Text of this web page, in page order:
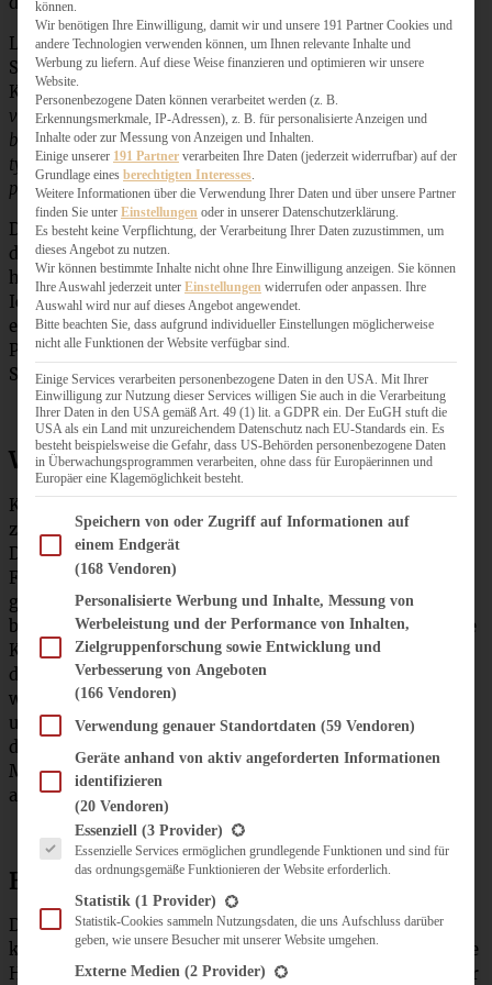
Luftig wird der Käsekuchen, wenn man das Eiweiß zu
Schnee schlägt und dann ganz vorsichtig unter die
Käsemasse hebt. Allerdings aufgepasst:
Wenn Eischnee
verarbeitet wird, geht die Masse stärker auf und zieht sich
beim Abkühlen mehr zusammen. Das Zusammenfallen ist
typisch und lässt sich somit kaum vermeiden und kann
passieren, muss aber nicht!
Die Quarkmasse benötigt auch immer ein wenig Bindung,
daher kommt in ganz vielen Rezepten der Einfachheit
halber ein Päckchen Vanillepudding-Pulver mit hinein.
Ich mag das nicht so wirklich, daher verwende ich immer
etwas Speisestärke und Vanille-Extrakt oder Vanille-
Paste. Man kann auch etwas gesiebtes Mehl als
Stabilisator verwenden.
Warum bekommt der Käsekuchen Risse?
Käsekuchen bekommt Risse, wenn sich die Quarkmasse
zu stark ausdehnt. Diese Ausdehnung entsteht durch
Dampfbildung, denn in der Quarkmasse ist eine Menge
Feuchtigkeit enthalten. Wenn der Käsekuchen bei zu
großer Hitze gebacken wird, dehnt sich die Masse
besonders stark aus. Außerdem entstehen Risse, wenn die
Käsemasse am Rand der Backform fest gebacken ist und
der Dampf nicht entweichen kann. Deswegen ist es
wichtig, die Form immer ganz besonders gut einzufetten
und hilfreich ist es auch, den Rand nach etwa der Hälfte
der Backzeit ganz vorsichtig mit einem sehr scharfen
Messer vom Rand lösen. Ihr könnt selbstverständlich
auch Backpapier verwenden!
Backtemperatur und das Abkühlen
Die Backtemperatur bei einem Käsekuchen sollte
keinesfalls 175 °C übersteigen, denn er mag keine zu hohe
Hitze. Lieber bei niedrigerer Temperatur backen und dafür
können.
Wir benötigen Ihre Einwilligung, damit wir und unsere 191 Partner Cookies und
andere Technologien verwenden können, um Ihnen relevante Inhalte und
Werbung zu liefern. Auf diese Weise finanzieren und optimieren wir unsere
Website.
Personenbezogene Daten können verarbeitet werden (z. B.
Erkennungsmerkmale, IP-Adressen), z. B. für personalisierte Anzeigen und
Inhalte oder zur Messung von Anzeigen und Inhalten.
Einige unserer 191 Partner verarbeiten Ihre Daten (jederzeit widerrufbar) auf der
Grundlage eines berechtigten Interesses
Weitere Informationen über die Verwendung Ihrer Daten und über unsere Partner
finden Sie unter Einstellungen oder in unserer Datenschutzerklärung.
Es besteht keine Verpflichtung, der Verarbeitung Ihrer Daten zuzustimmen, um
dieses Angebot zu nutzen.
Wir können bestimmte Inhalte nicht ohne Ihre Einwilligung anzeigen. Sie können
Ihre Auswahl jederzeit unter Einstellungen widerrufen oder anpassen. Ihre
Auswahl wird nur auf dieses Angebot angewendet.
Bitte beachten Sie, dass aufgrund individueller Einstellungen möglicherweise
nicht alle Funktionen der Website verfügbar sind.
Einige Services verarbeiten personenbezogene Daten in den USA. Mit Ihrer
Einwilligung zur Nutzung dieser Services willigen Sie auch in die Verarbeitung
Ihrer Daten in den USA gemäß Art. 49 (1) lit. a GDPR ein. Der EuGH stuft die
USA als ein Land mit unzureichendem Datenschutz nach EU-Standards ein. Es
besteht beispielsweise die Gefahr, dass US-Behörden personenbezogene Daten
in Überwachungsprogrammen verarbeiten, ohne dass für Europäerinnen und
Europäer eine Klagemöglichkeit besteht.
Im Folgenden finden Sie eine Liste der Zwecke des IAB Transparency and Consent
Speichern von oder Zugriff auf Informationen auf
einem Endgerät
(168 Vendoren)
Personalisierte Werbung und Inhalte, Messung von
Werbeleistung und der Performance von Inhalten,
Zielgruppenforschung sowie Entwicklung und
Verbesserung von Angeboten
(166 Vendoren)
Verwendung genauer Standortdaten (59 Vendoren)
Geräte anhand von aktiv angeforderten Informationen
identifizieren
(20 Vendoren)
Es folgt eine Liste der Service-Gruppen, für die eine Einwilligung erteilt werden
Essenziell (3 Provider)
Essenzielle Services ermöglichen grundlegende Funktionen und sind für
das ordnungsgemäße Funktionieren der Website erforderlich.
Statistik (1 Provider)
Statistik-Cookies sammeln Nutzungsdaten, die uns Aufschluss darüber
geben, wie unsere Besucher mit unserer Website umgehen.
Externe Medien (2 Provider)